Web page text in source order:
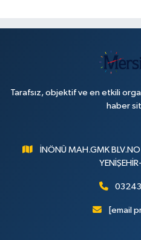
Tarafsız, objektif ve en etkili
haber
İNÖNÜ MAH.GMK
[email